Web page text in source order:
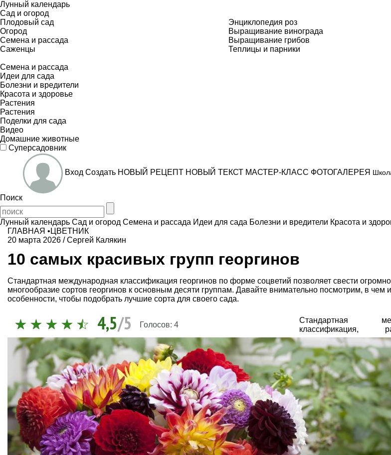
Лунный календарь
Сад и огород
Плодовый сад
Огород
Семена и рассада
Саженцы
Энциклопедия роз
Выращивание винограда
Выращивание грибов
Теплицы и парники
Семена и рассада
Идеи для сада
Болезни и вредители
Красота и здоровье
Растения
Растения
Поделки для сада
Видео
Домашние животные
Суперсадовник
Вход Создать НОВЫЙ РЕЦЕПТ НОВЫЙ ТЕКСТ МАСТЕР-КЛАСС ФОТОГАЛЕРЕЯ
Поиск
Лунный календарь Сад и огород Семена и рассада Идеи для сада Болезни и вредители Красота и
ГЛАВНАЯ • ЦВЕТНИК
20 марта 2026 /Сергей Калякин
10 самых красивых групп георгинов
Стандартная международная классификация георгинов по форме соцветий позволяет свести
многообразие сортов георгинов к основным десяти группам. Давайте внимательно посмотрим, в чем
особенности, чтобы подобрать лучшие сорта для своего сада.
4,5/5 Голосов: 4
Стандартная
классификация,